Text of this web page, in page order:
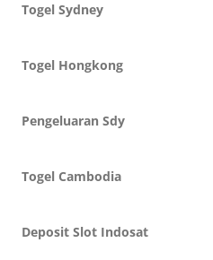
Togel Sydney
Togel Hongkong
Pengeluaran Sdy
Togel Cambodia
Deposit Slot Indosat